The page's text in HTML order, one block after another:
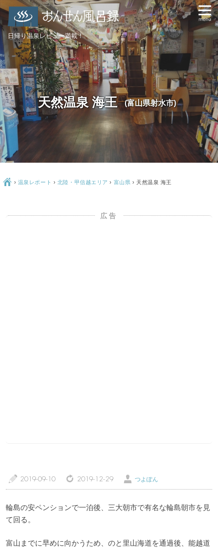
特徴・こだわりで選ぶ エリアから選ぶ
個人情報保護方針
日帰り温泉レビュー満載！
天然温泉 海王 (富山県射水市)
Ç › 温泉レポート › 北陸・甲信越エリア › 富山県 › 天然温泉 海王
a 2019-09-10 z 2019-12-29 Ü つよぽん
輪島の安ペンションで一泊後、三大朝市で有名な輪島朝市を見
て回る。
富山までに早めに向かうため、のと里山海道を通過後、能越道